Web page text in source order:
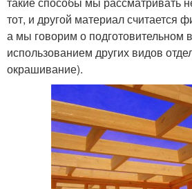
тот, и другой материал
а мы говорим о подготовительном
использованием других видов
окрашивание).